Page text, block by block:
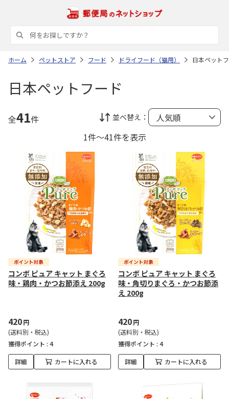
ホーム ペットストア フード ドライフード（猫用） 日本ペット
日本ペットフード
全41件 並べ替え：
1件～41件を表示
コンボ ピュア キャット まぐろ
味・鶏肉・かつお節添え 200g
420円
(送料別・税込)
獲得ポイント : 4
詳細 カートに入れる
コンボ ピュア キャット まぐろ
味・角切りまぐろ・かつお節添
え 200g
420円
(送料別・税込)
獲得ポイント : 4
詳細 カートに入れる